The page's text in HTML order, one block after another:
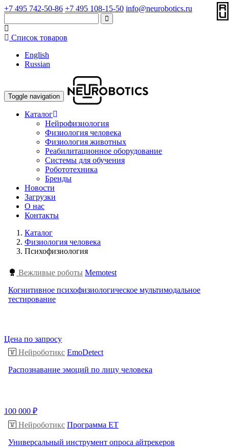
+7 495 742-50-86 +7 495 108-15-50 info@neurobotics.ru
Список товаров
English
Russian
Toggle navigation
Каталог
Нейрофизиология
Физиология человека
Физиология животных
Реабилитационное оборудование
Системы для обучения
Робототехника
Бренды
Новости
Загрузки
О нас
Контакты
Каталог
Физиология человека
Психофизиология
Вежливые роботы Memotest
Когнитивное психофизиологическое мультимодальное
тестирование
Цена по запросу
Нейроботикс EmoDetect
Распознавание эмоций по лицу человека
100 000 ₽
Нейроботикс Программа ET
Универсальный инструмент опроса айтрекеров